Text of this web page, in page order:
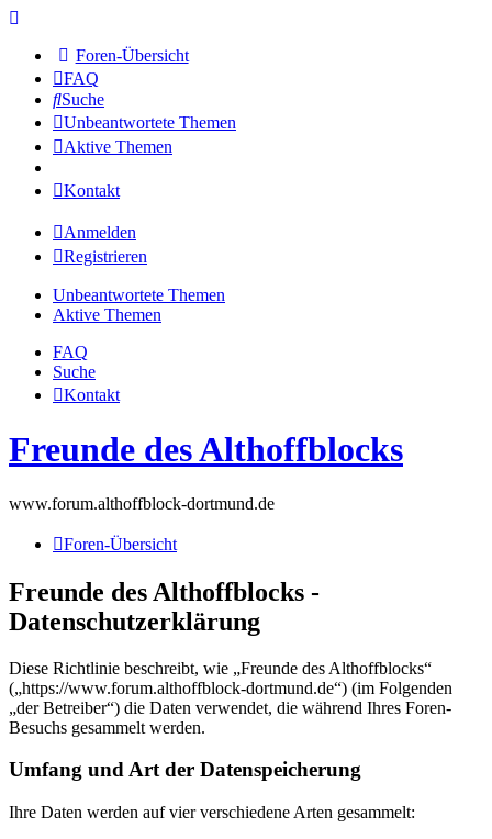
Foren-Übersicht
FAQ
Suche
Unbeantwortete Themen
Aktive Themen
Kontakt
Anmelden
Registrieren
Unbeantwortete Themen
Aktive Themen
FAQ
Suche
Kontakt
Freunde des Althoffblocks
www.forum.althoffblock-dortmund.de
Foren-Übersicht
Freunde des Althoffblocks -
Datenschutzerklärung
Diese Richtlinie beschreibt, wie „Freunde des Althoffblocks“
(„https://www.forum.althoffblock-dortmund.de“) (im Folgenden
„der Betreiber“) die Daten verwendet, die während Ihres Foren-
Besuchs gesammelt werden.
Umfang und Art der Datenspeicherung
Ihre Daten werden auf vier verschiedene Arten gesammelt: